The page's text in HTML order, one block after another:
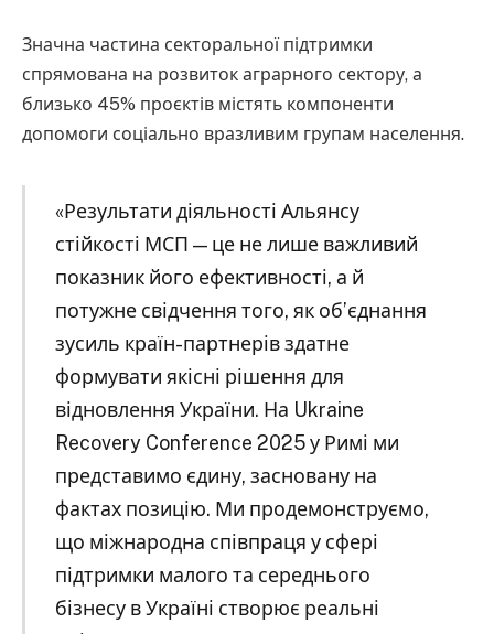
Значна частина секторальної підтримки
спрямована на розвиток аграрного сектору, а
близько 45% проєктів містять компоненти
допомоги соціально вразливим групам населення.
«Результати діяльності Альянсу
стійкості МСП — це не лише важливий
показник його ефективності, а й
потужне свідчення того, як об’єднання
зусиль країн-партнерів здатне
формувати якісні рішення для
відновлення України. На Ukraine
Recovery Conference 2025 у Римі ми
представимо єдину, засновану на
фактах позицію. Ми продемонструємо,
що міжнародна співпраця у сфері
підтримки малого та середнього
бізнесу в Україні створює реальні